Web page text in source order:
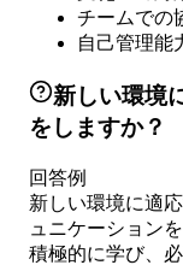
チームでの
自己管理能
新しい環境
をしますか？
回答例
新しい環境に適
ュニケーション
積極的に学び、